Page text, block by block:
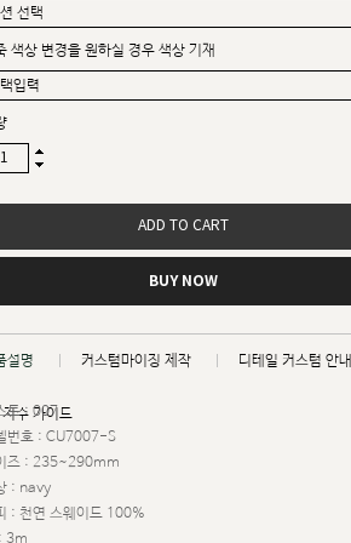
색상 변경을 원하실 경우 색상 기재
ADD TO CART
BUY NOW
설명 커스텀마이징 제작 디테일 커스텀 안내
치수 가이드
트 : 007
번호 : CU7007-S
즈 : 235~290mm
: navy
: 천연 스웨이드 100%
3m